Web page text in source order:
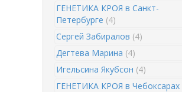
ГЕНЕТИКА КРОЯ в Санкт-
Петербурге (4)
Сергей Забиралов (4)
Дегтева Марина (4)
Игельсина Якубсон (4)
ГЕНЕТИКА КРОЯ в Чебоксарах